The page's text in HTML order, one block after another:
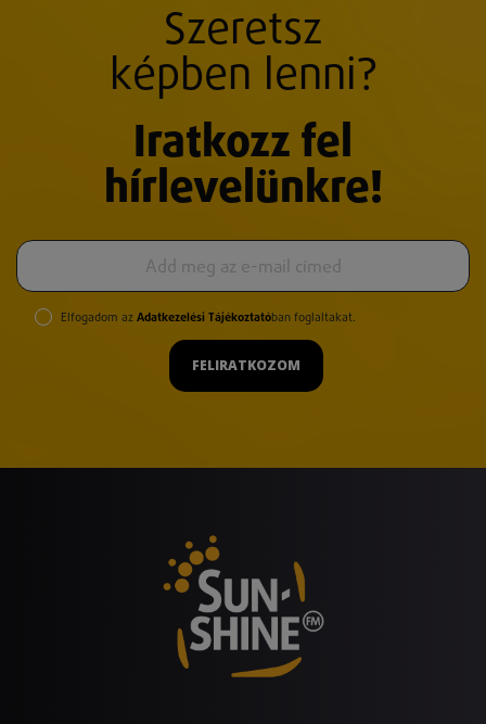
Szeretsz
képben lenni?
Iratkozz fel
hírlevelünkre!
Elfogadom az Adatkezelési Tájékoztatóban foglaltakat.
FELIRATKOZOM